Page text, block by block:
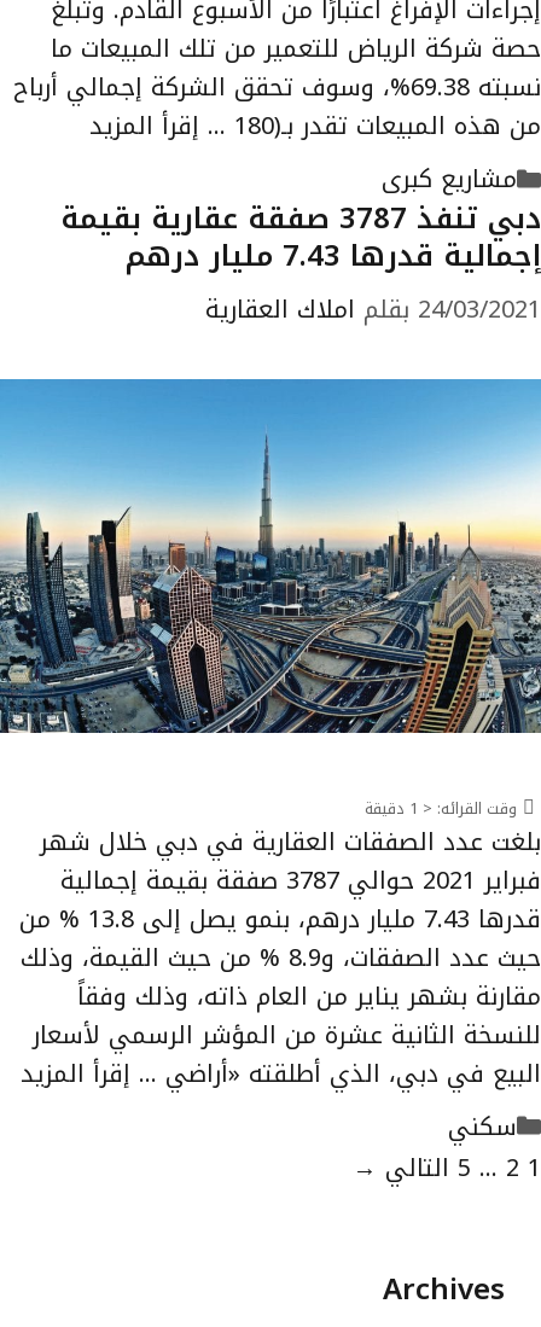
إجراءات الإفراغ اعتبارًا من الأسبوع القادم. وتبلغ
حصة شركة الرياض للتعمير من تلك المبيعات ما
نسبته 69.38%، وسوف تحقق الشركة إجمالي أرباح
من هذه المبيعات تقدر بـ(180 …
إقرأ المزيد
التصنيفات
مشاريع كبرى
دبي تنفذ 3787 صفقة عقارية بقيمة
إجمالية قدرها 7.43 مليار درهم
24/03/2021 بقلم املاك العقارية
وقت القرائه: < 1 دقيقة
بلغت عدد الصفقات العقارية في دبي خلال شهر
فبراير 2021 حوالي 3787 صفقة بقيمة إجمالية
قدرها 7.43 مليار درهم، بنمو يصل إلى 13.8 % من
حيث عدد الصفقات، و8.9 % من حيث القيمة، وذلك
مقارنة بشهر يناير من العام ذاته، وذلك وفقاً
للنسخة الثانية عشرة من المؤشر الرسمي لأسعار
البيع في دبي، الذي أطلقته «أراضي … إقرأ المزيد
التصنيفات
سكني
الصفحة
1 الصفحة
2
... الصفحة
5 التالي →
Archives